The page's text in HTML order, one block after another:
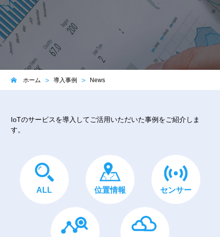
ホーム 導入事例 News
IoTのサービスを導入してご活用いただいた事例をご紹介しま
す。
ALL 位置情報 センサー